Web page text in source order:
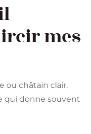
mes
ou châtain clair.
qui donne souvent